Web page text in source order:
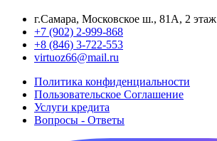
г.Самара, Московское ш., 81А, 2 этаж
+7 (902) 2-999-868
+8 (846) 3-722-553
virtuoz66@mail.ru
Политика конфиденциальности
Пользовательское Cоглашение
Услуги кредита
Вопросы - Ответы